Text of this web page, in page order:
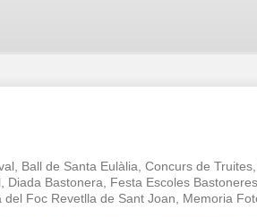
Ball de Santa Eulàlia, Concurs de
Diada Bastonera, Festa Escoles
Foc Revetlla de Sant Joan, Memoria